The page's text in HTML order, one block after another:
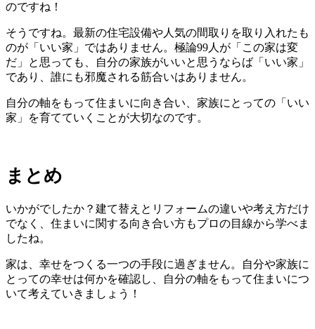
のですね！
そうですね。最新の住宅設備や人気の間取りを取り入れたも
のが「いい家」ではありません。極論99人が「この家は変
だ」と思っても、自分の家族がいいと思うならば「いい家」
であり、誰にも邪魔される筋合いはありません。
自分の軸をもって住まいに向き合い、家族にとっての「いい
家」を育てていくことが大切なのです。
まとめ
いかがでしたか？建て替えとリフォームの違いや考え方だけ
でなく、住まいに関する向き合い方もプロの目線から学べま
したね。
家は、幸せをつくる一つの手段に過ぎません。自分や家族に
とっての幸せは何かを確認し、自分の軸をもって住まいにつ
いて考えていきましょう！